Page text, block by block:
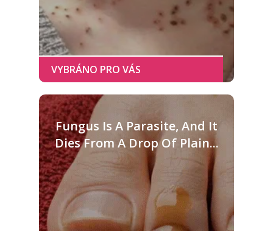
Fungus Is A Parasite, And It
Dies From A Drop Of Plain...